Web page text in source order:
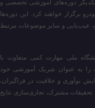
دوره‌های آموزشی تخصصی و
برگزار خواهند کرد. این دوره‌ها
عیب‌یابی و سایر موضوعات مرتبط
ملی مهارت کمی متفاوت با
را به عنوان شریک آموزشی خود
نوآوری و خلاقیت در فراگیران،
مشترک، تجاری‌سازی نتایج